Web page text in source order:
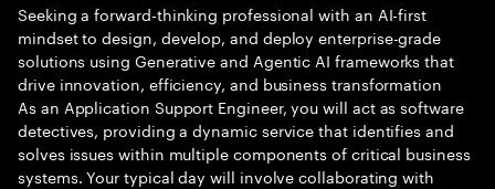
Seeking a forward-thinking professional with an AI-first
mindset to design, develop, and deploy enterprise-grade
solutions using Generative and Agentic AI frameworks that
drive innovation, efficiency, and business transformation
As an Application Support Engineer, you will act as software
detectives, providing a dynamic service that identifies and
solves issues within multiple components of critical business
systems. Your typical day will involve collaborating with